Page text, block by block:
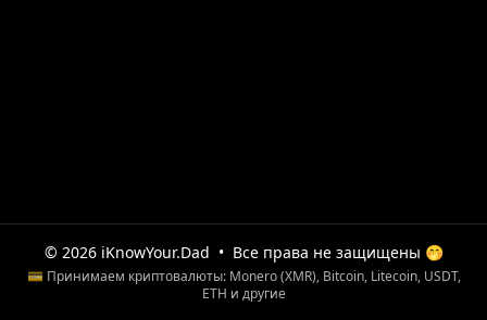
© 2026 iKnowYour.Dad • Все права не защищены 🤭
💳 Принимаем криптовалюты: Monero (XMR), Bitcoin, Litecoin, USDT,
ETH и другие